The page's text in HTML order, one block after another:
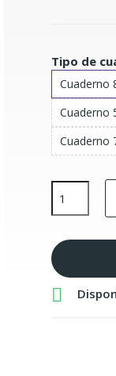
Tipo de
Cuaderno
Cuaderno
Cuaderno
